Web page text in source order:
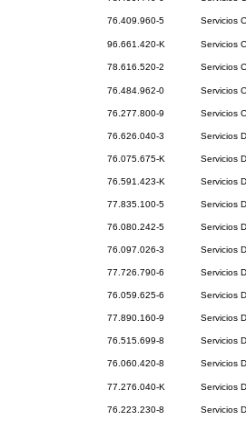
76.409.960-5 Servicios
96.661.420-K Servicios
78.616.520-2 Servicios
76.484.962-0 Servicios
76.277.800-9 Servicios
76.626.040-3 Servicios
76.075.675-K Servicios
76.591.423-K Servicios
77.835.100-5 Servicios
76.080.242-5 Servicios
76.097.026-3 Servicios
77.726.790-6 Servicios
76.059.625-6 Servicios
77.890.160-9 Servicios
76.515.699-8 Servicios
76.060.420-8 Servicios
77.276.040-K Servicios
76.223.230-8 Servicios